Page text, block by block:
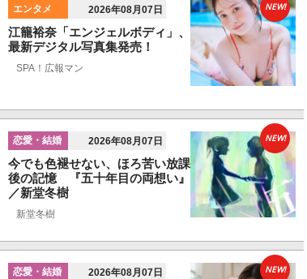
エンタメ 2026年08月07日
江籠裕奈「エンジェルボディ」、
最新デジタル写真集発売！
SPA！広報マン
NEW!
恋愛・結婚 2026年08月07日
今でも色褪せない、ほろ苦い放課
後の記憶 『五十年目の両想い』
／新堂冬樹
新堂冬樹
NEW!
恋愛・結婚 2026年08月07日 NEW!